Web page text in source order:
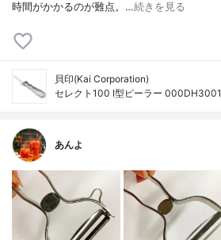
時間がかかるのが難点。…続きを見る
貝印(Kai Corporation)
セレクト100 I型ピーラー 000DH3001
あんよ